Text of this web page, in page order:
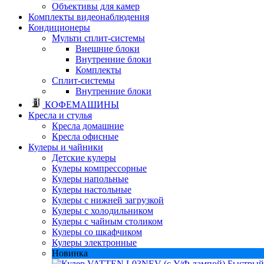
Объективы для камер
Комплекты видеонаблюдения
Кондиционеры
Мульти сплит-системы
Внешние блоки
Внутренние блоки
Комплекты
Сплит-системы
Внутренние блоки
КОФЕМАШИНЫ
Кресла и стулья
Кресла домашние
Кресла офисные
Кулеры и чайники
Детские кулеры
Кулеры компрессорные
Кулеры напольные
Кулеры настольные
Кулеры с нижней загрузкой
Кулеры с холодильником
Кулеры с чайным столиком
Кулеры со шкафчиком
Кулеры электронные
Новинка